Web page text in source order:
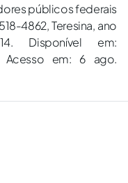
públicos federais
4862, Teresina, ano
Disponível em:
Acesso em: 6 ago.